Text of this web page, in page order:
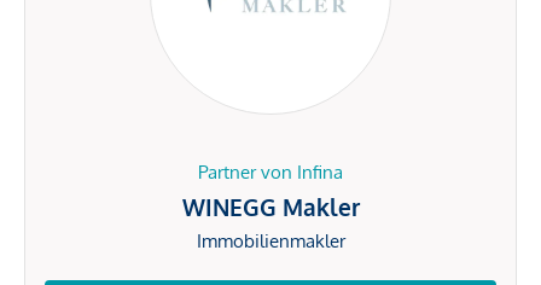
Partner von Infina
WINEGG Makler
Immobilienmakler